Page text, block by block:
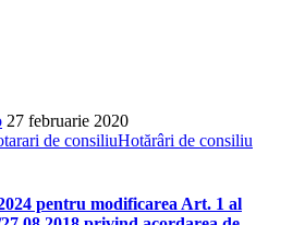
27 februarie 2020
de consiliuHotărâri de consiliu
pentru modificarea Art. 1 al